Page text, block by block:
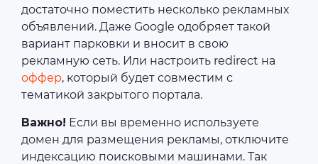
достаточно поместить несколько рекламных
объявлений. Даже Google одобряет такой
вариант парковки и вносит в свою
рекламную сеть. Или настроить redirect на
оффер, который будет совместим с
тематикой закрытого портала.
Важно! Если вы временно используете
домен для размещения рекламы, отключите
индексацию поисковыми машинами. Так